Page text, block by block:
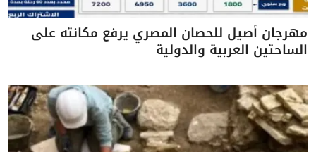
مهرجان أصيل للحصان المصري يرفع مكانته على
الساحتين العربية والدولية